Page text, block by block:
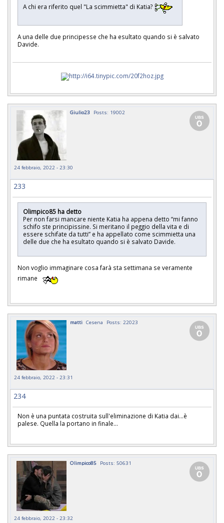
A chi era riferito quel "La scimmietta" di Katia?
A una delle due principesse che ha esultato quando si è salvato
Davide.
Giulio23 Posts: 19002
24 febbraio, 2022 - 23:30
233
Olimpico85 ha detto
Per non farsi mancare niente Katia ha appena detto “mi fanno
schifo ste principissine. Si meritano il peggio della vita e di
essere schifate da tutti” e ha appellato come scimmietta una
delle due che ha esultato quando si è salvato Davide.
Non voglio immaginare cosa farà sta settimana se veramente
rimane
matti Cesena Posts: 22023
24 febbraio, 2022 - 23:31
234
Non è una puntata costruita sull'eliminazione di Katia dai...è
palese. Quella la portano in finale...
Olimpico85 Posts: 50631
24 febbraio, 2022 - 23:32